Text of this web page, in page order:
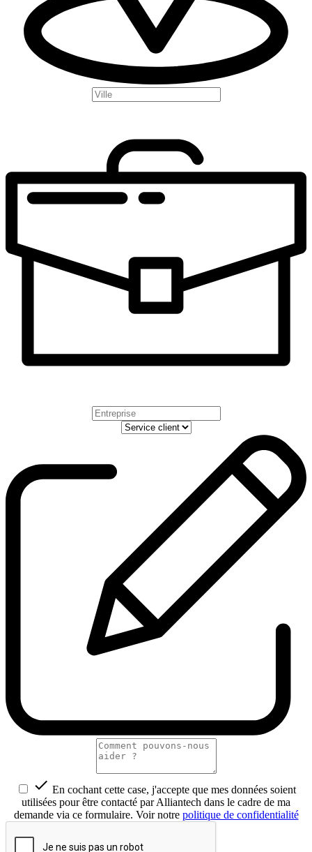
 En cochant cette case, j'accepte que mes données soient
utilisées pour être contacté par Alliantech dans le cadre de ma
demande via ce formulaire. Voir notre politique de confidentialité